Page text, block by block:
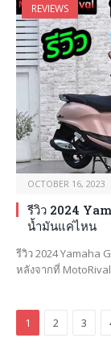
REVIEWS
OCTOBER 16, 2023
รีวิว 2024
น้ำมันแค่ไหน
รีวิว 2024 Yamaha
หลังจากที่
1 2 3